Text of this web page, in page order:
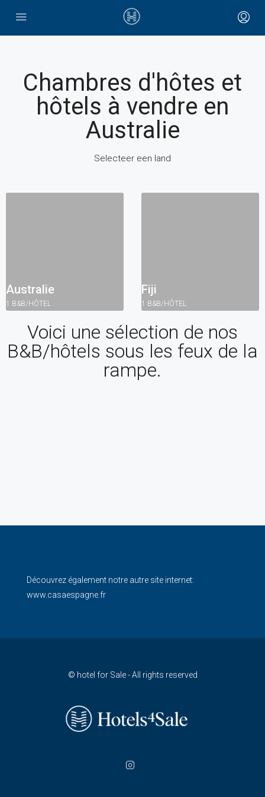
Chambres d'hôtes et
hôtels à vendre en
Australie
Selecteer een land
Australie
1 B&B/HÔTEL
Fiji
1 B&B/HÔTEL
Voici une sélection de nos
B&B/hôtels sous les feux de la
rampe.
Découvrez également notre autre site internet:
www.casaespagne.fr
© hotel for Sale - All rights reserved